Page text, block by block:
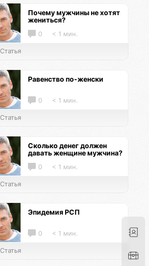
Почему мужчины не хотят
жениться?
0 < 1 мин.
Статья
Равенство по-женски
0 < 1 мин.
Статья
Сколько денег должен
давать женщине мужчина?
0 < 1 мин.
Статья
Эпидемия РСП
0 < 1 мин.
Статья